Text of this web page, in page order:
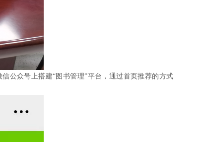
公众号上搭建“图书管理”平台，通过首页推荐的方式